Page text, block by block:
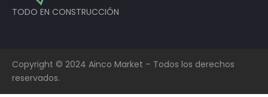
TODO EN CONSTRUCCIÓN
Copyright © 2024 Ainco Market – Todos los derechos
reservados.